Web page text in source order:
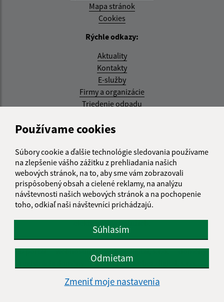
Používame cookies
Súbory cookie a ďalšie technológie sledovania používame
na zlepšenie vášho zážitku z prehliadania našich
webových stránok, na to, aby sme vám zobrazovali
prispôsobený obsah a cielené reklamy, na analýzu
návštevnosti našich webových stránok a na pochopenie
toho, odkiaľ naši návštevníci prichádzajú.
Súhlasím
Odmietam
Zmeniť moje nastavenia
Mapa stránok
Cookies
Rýchle odkazy:
Aktuality
Kontakty
E-služby
Firmy a organizácie
Triedenie odpadu
Aktualizované:
RSS
Správca obsahu:
Správca obsahu je Obec Kysak.
Vytvorené v súlade s
Jednotným dizajn manuálom
elektronických služieb.
web portál webhosting webex.digital, s.r.o.
domény
spoločnosť webex.digital, s.r.o.
Technický prevádzkovateľ: